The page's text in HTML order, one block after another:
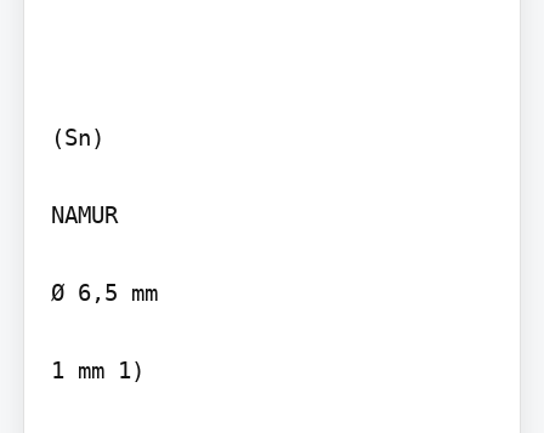
(Sn)
NAMUR
Ø 6,5 mm
1 mm 1)